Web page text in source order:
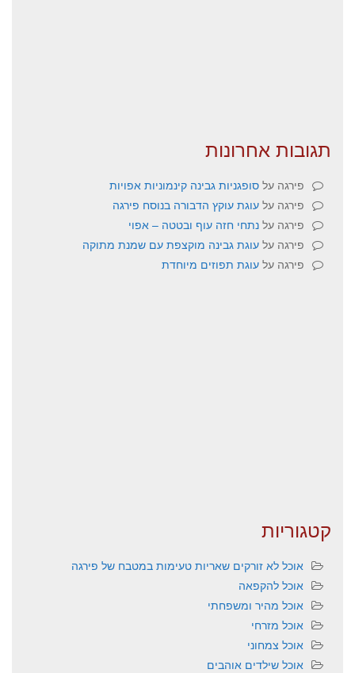
תגובות אחרונות
פירגה על סופגניות גבינה קינמוניות אפויות
פירגה על עוגת עוקץ הדבורה בנוסח פירגה
פירגה על נתחי חזה עוף ובטטה – אפוי
פירגה על עוגת גבינה מוקצפת עם שמנת מתוקה
פירגה על עוגת תפוזים מיוחדת
קטגוריות
אוכל לא זורקים שאריות טעימות במטבח של פירגה
אוכל להקפאה
אוכל מהיר ומשפחתי
אוכל מזרחי
אוכל צמחוני
אוכל שילדים אוהבים